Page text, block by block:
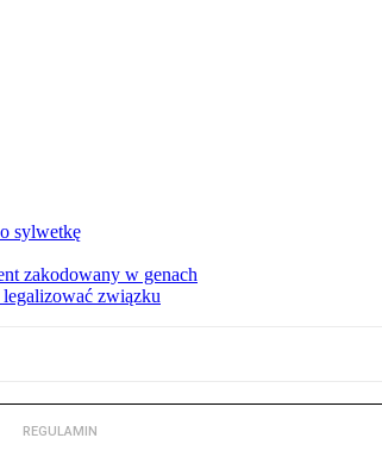
sylwetkę
zakodowany w genach
legalizować związku
REGULAMIN